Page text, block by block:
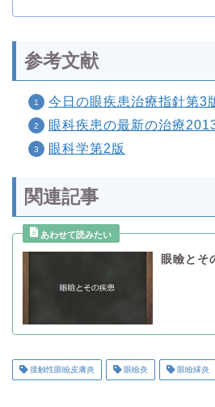
参考文献
今日の眼疾患治療指針第3
眼科疾患の最新の治療
眼科学第2版
関連記事
眼瞼とそ
接触性眼瞼皮膚炎 眼瞼炎 眼瞼縁炎